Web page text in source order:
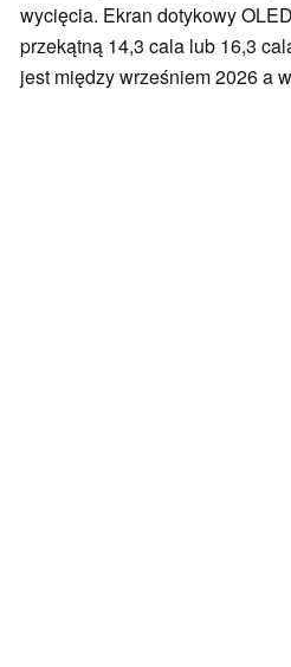
wycięcia. Ekran dotykowy
przekątną 14,3 cala lub 16,3
jest między wrześniem 2026 a